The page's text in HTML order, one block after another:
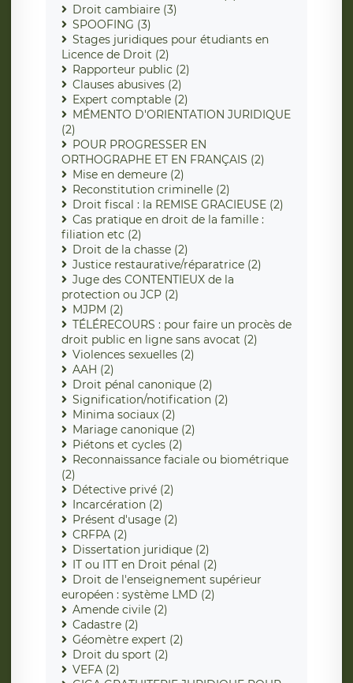
Droit cambiaire (3)
SPOOFING (3)
Stages juridiques pour étudiants en
Licence de Droit (2)
Rapporteur public (2)
Clauses abusives (2)
Expert comptable (2)
MÉMENTO D'ORIENTATION JURIDIQUE
(2)
POUR PROGRESSER EN
ORTHOGRAPHE ET EN FRANÇAIS (2)
Mise en demeure (2)
Reconstitution criminelle (2)
Droit fiscal : la REMISE GRACIEUSE (2)
Cas pratique en droit de la famille :
filiation etc (2)
Droit de la chasse (2)
Justice restaurative/réparatrice (2)
Juge des CONTENTIEUX de la
protection ou JCP (2)
MJPM (2)
TÉLÉRECOURS : pour faire un procès de
droit public en ligne sans avocat (2)
Violences sexuelles (2)
AAH (2)
Droit pénal canonique (2)
Signification/notification (2)
Minima sociaux (2)
Mariage canonique (2)
Piétons et cycles (2)
Reconnaissance faciale ou biométrique
(2)
Détective privé (2)
Incarcération (2)
Présent d'usage (2)
CRFPA (2)
Dissertation juridique (2)
IT ou ITT en Droit pénal (2)
Droit de l'enseignement supérieur
européen : système LMD (2)
Amende civile (2)
Cadastre (2)
Géomètre expert (2)
Droit du sport (2)
VEFA (2)